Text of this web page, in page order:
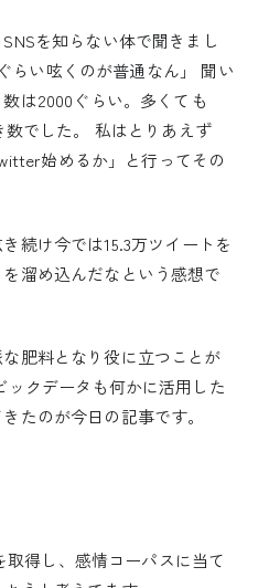
を知らない体で聞きまし
らい呟くのが普通なん」 聞い
は2000ぐらい。多くても
でした。 私はとりあえず
始めるか」と行ってその
続け今では15.3万ツイートを
溜め込んだなという感想で
肥料となり役に立つことが
クデータも何かに活用した
たのが今日の記事です。
得し、感情コーパスに当て